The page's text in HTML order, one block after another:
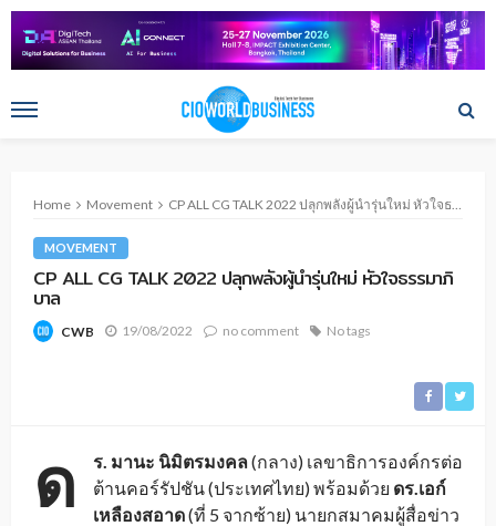
Home Movement CP ALL CG TALK 2022 ปลุกพลังผู้นำรุ่นใหม่ หัวใจธรรมาภิบาล
MOVEMENT
CP ALL CG TALK 2022 ปลุกพลังผู้นำรุ่นใหม่ หัวใจธรรมาภิ
บาล
CWB 19/08/2022 no comment No tags
ด ร. มานะ นิมิตรมงคล(กลาง) เลขาธิการองค์กรต่อ
ต้านคอร์รัปชัน (ประเทศไทย) พร้อมด้วย ดร .เอก์
เหลืองสอาด(ที่ 5 จากซ้าย) นายกสมาคมผู้สื่อข่าว